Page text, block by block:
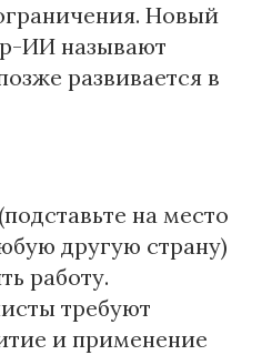
Новый
ИИ называют
развивается в
на место
другую страну)
работу.
требуют
и применение